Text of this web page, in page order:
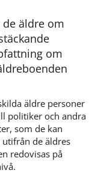
äldre om
om
äldre personer
politiker och andra
som de kan
de äldres
redovisas på